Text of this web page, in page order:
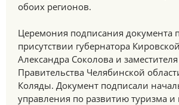
обоих регионов.
Церемония подписания документа
присутствии губернатора
Александра Соколова и
Правительства Челябинской
Коляды. Документ подписали
управления по развитию туризма